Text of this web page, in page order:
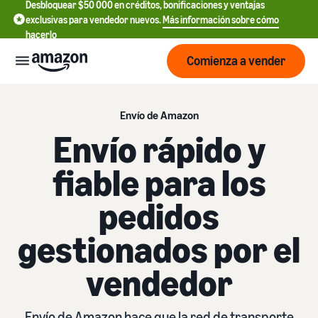
Desbloquear $50 000 en créditos, bonificaciones y ventajas
exclusivas para vendedor nuevos.Más información sobre cómo
hacerlo
Comienza
a vender
Más información sobre
Obtén una descripción
general de cómo vender en
Amazon
Precios
costos
Tarifas de venta
Crea y
protege
Servicios
中
Comienza a vender
Envío de Amazon
Envío rápido y
fiable para los
pedidos
gestionados por el
vendedor